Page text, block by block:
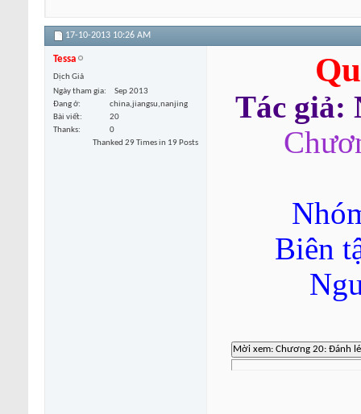
17-10-2013 10:26 AM
Tessa
Dịch Giả
Ngày tham gia
Sep 2013
Đang ở
china,jiangsu,nanjing
Bài viết
20
Thanks
0
Thanked 29 Times in 19 Posts
Tác giả:
Biên